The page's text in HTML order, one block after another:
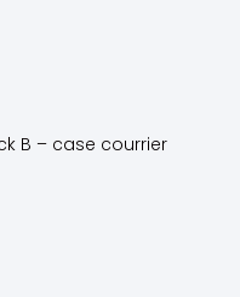
B – case courrier